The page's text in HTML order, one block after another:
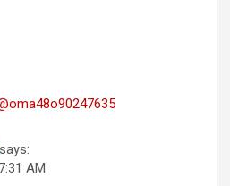
says:
AM